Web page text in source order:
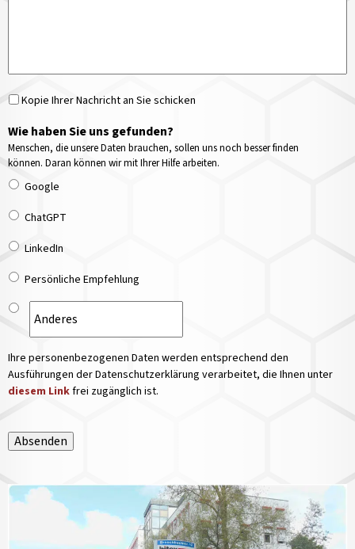
Kopie Ihrer Nachricht an Sie schicken
Wie haben Sie uns gefunden?
Menschen, die unsere Daten brauchen, sollen uns noch besser finden
können. Daran können wir mit Ihrer Hilfe arbeiten.
Google
ChatGPT
LinkedIn
Persönliche Empfehlung
Ihre personenbezogenen Daten werden entsprechend den
Ausführungen der Datenschutzerklärung verarbeitet, die Ihnen unter
diesem Linkfrei zugänglich ist.
Absenden